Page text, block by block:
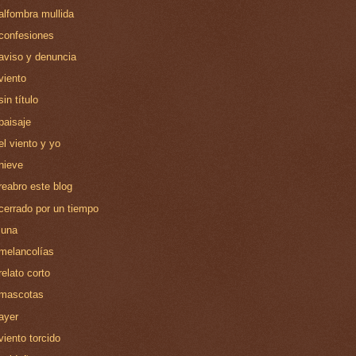
mullida
y denuncia
título
viento y yo
este blog
por un tiempo
corto
torcido